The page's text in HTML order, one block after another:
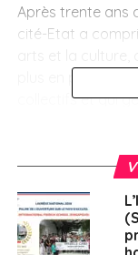
Après trente ans
cité-Etat a
plus en plus de
collectifs et qui
d’exposition,
traduit dans le
ou d’événements
l’importance